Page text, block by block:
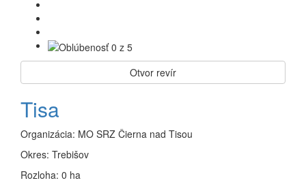
Otvor revír
Tisa
Organizácia: MO SRZ Čierna nad Tisou
Okres: Trebišov
Rozloha: 0 ha